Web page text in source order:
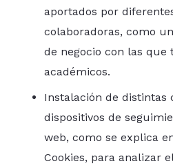
aportados por
colaboradoras, como
de negocio con las que
académicos.
Instalación de distintas
dispositivos de
web, como se explica
Cookies, para analizar